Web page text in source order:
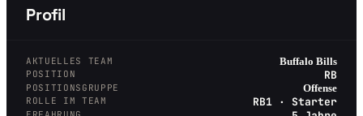
Profil
AKTUELLES TEAM Buffalo Bills
POSITION RB
POSITIONSGRUPPE Offense
ROLLE IM TEAM RB1 · Starter